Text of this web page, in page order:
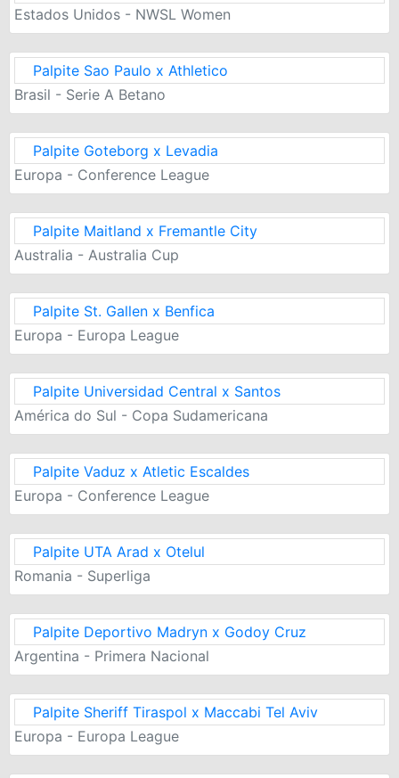
Estados Unidos - NWSL Women
Palpite Sao Paulo x Athletico
Brasil - Serie A Betano
Palpite Goteborg x Levadia
Europa - Conference League
Palpite Maitland x Fremantle City
Australia - Australia Cup
Palpite St. Gallen x Benfica
Europa - Europa League
Palpite Universidad Central x Santos
América do Sul - Copa Sudamericana
Palpite Vaduz x Atletic Escaldes
Europa - Conference League
Palpite UTA Arad x Otelul
Romania - Superliga
Palpite Deportivo Madryn x Godoy Cruz
Argentina - Primera Nacional
Palpite Sheriff Tiraspol x Maccabi Tel Aviv
Europa - Europa League